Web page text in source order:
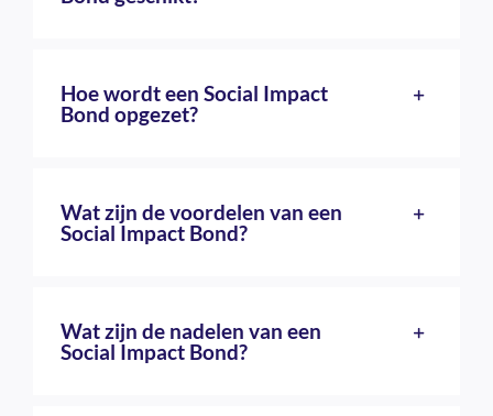
Hoe wordt een Social Impact
Bond opgezet?
Wat zijn de voordelen van een
Social Impact Bond?
Wat zijn de nadelen van een
Social Impact Bond?